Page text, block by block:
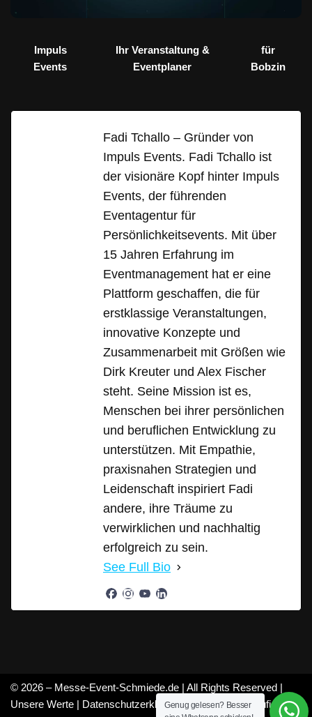
Impuls
Events
Ihr Veranstaltung &
Eventplaner
für
Bobzin
Fadi Tchallo – Gründer von
Impuls Events. Fadi Tchallo ist
der visionäre Kopf hinter Impuls
Events, der führenden
Eventagentur für
Persönlichkeitsevents. Mit über
15 Jahren Erfahrung im
Eventmanagement hat er eine
Plattform geschaffen, die für
erstklassige Veranstaltungen,
innovative Konzepte und
Zusammenarbeit mit Größen wie
Dirk Kreuter und Alex Fischer
steht. Seine Mission ist es,
Menschen bei ihrer persönlichen
und beruflichen Entwicklung zu
unterstützen. Mit Empathie,
praxisnahen Strategien und
Leidenschaft inspiriert Fadi
andere, ihre Träume zu
verwirklichen und nachhaltig
erfolgreich zu sein.
See Full Bio
© 2026 – Messe-Event-Schmiede.de | All Rights Reserved |
Unsere Werte | Datenschutzerklärung|Mitarbeiter|Häufige
Genug gelesen? Besser